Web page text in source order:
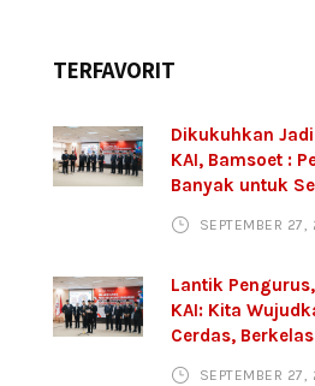
TERFAVORIT
Dikukuhkan
KAI, Bamsoet :
Banyak untuk
SEPTEMBER
Lantik
KAI: Kita
Cerdas, Berkelas
SEPTEMBER